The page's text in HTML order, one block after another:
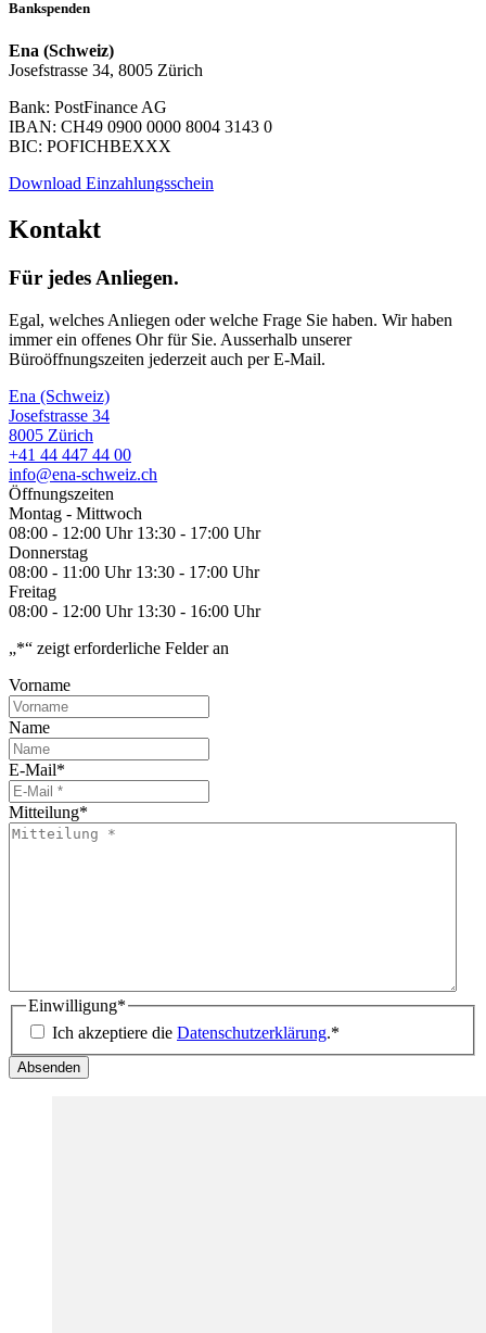
Bankspenden
Ena (Schweiz)
Josefstrasse 34, 8005 Zürich
Bank: PostFinance AG
IBAN: CH49 0900 0000 8004 3143 0
BIC: POFICHBEXXX
Download Einzahlungsschein
Kontakt
Für jedes Anliegen.
Egal, welches Anliegen oder welche Frage Sie haben. Wir haben
immer ein offenes Ohr für Sie. Ausserhalb unserer
Büroöffnungszeiten jederzeit auch per E-Mail.
Ena (Schweiz)
Josefstrasse 34
8005 Zürich
+41 44 447 44 00
info@ena-schweiz.ch
Öffnungszeiten
Montag - Mittwoch
08:00 - 12:00 Uhr 13:30 - 17:00 Uhr
Donnerstag
08:00 - 11:00 Uhr 13:30 - 17:00 Uhr
Freitag
08:00 - 12:00 Uhr 13:30 - 16:00 Uhr
„*“ zeigt erforderliche Felder an
Vorname
Name
E-Mail*
Mitteilung*
Einwilligung*
Ich akzeptiere die Datenschutzerklärung.*